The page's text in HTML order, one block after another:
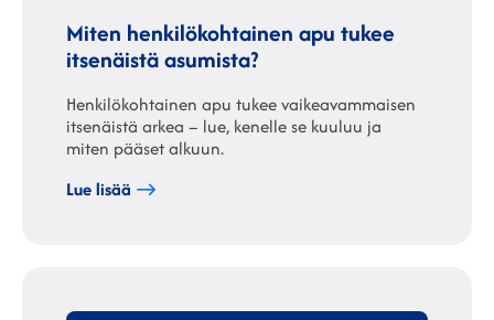
Miten henkilökohtainen apu tukee
itsenäistä asumista?
Henkilökohtainen apu tukee vaikeavammaisen
itsenäistä arkea – lue, kenelle se kuuluu ja
miten pääset alkuun.
Lue lisää